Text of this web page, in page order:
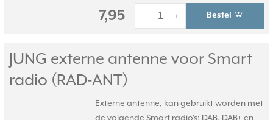
7,95 +
- Bestel
JUNG externe antenne voor Smart
radio (RAD-ANT)
Externe antenne, kan gebruikt worden met
de volgende Smart radio's: DAB, DAB+ en